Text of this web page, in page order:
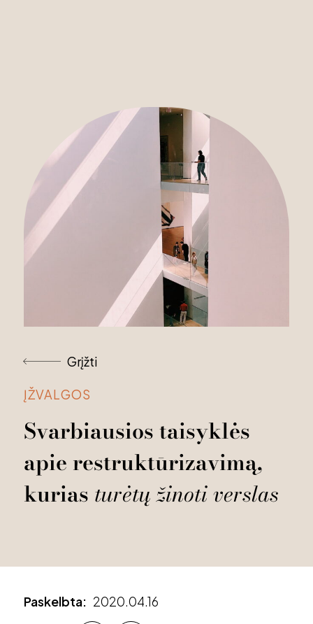
Grįžti
ĮŽVALGOS
Svarbiausiostaisyklės
apie restruktūrizavimą,
kurias turėtųžinotiverslas
Paskelbta: 2020.04.16